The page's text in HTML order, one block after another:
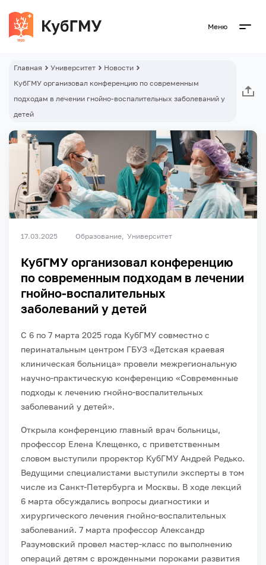
Меню
Главная Университет
Новости
КубГМУ организовал конференцию по современным
подходам в лечении гнойно-воспалительных заболеваний у
детей
17.03.2025 Образование Университет
КубГМУ организовал конференцию
по современным подходам в лечении
гнойно-воспалительных
заболеваний у детей
С 6 по 7 марта 2025 года КубГМУ совместно с
перинатальным центром ГБУЗ «Детская краевая
клиническая больница» провели межрегиональную
научно-практическую конференцию «Современные
подходы к лечению гнойно-воспалительных
заболеваний у детей».
Открыла конференцию главный врач больницы,
профессор Елена Клещенко, с приветственным
словом выступили проректор КубГМУ Андрей Редько.
Ведущими специалистами выступили эксперты в том
числе из Санкт-Петербурга и Москвы. В ходе лекций
6 марта обсуждались вопросы диагностики и
хирургического лечения гнойно-воспалительных
заболеваний. 7 марта профессор Александр
Разумовский провел мастер-класс по выполнению
операций детям с врожденными пороками развития